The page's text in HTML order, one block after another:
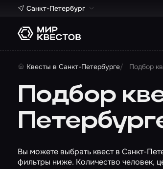
Санкт-Петербург
Квесты в Санкт-Петербурге Подбор
Подбор
Вы можете выбрать квест в Санкт-
фильтры ниже. Количество человек,